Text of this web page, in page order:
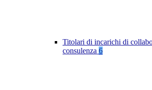
Titolari di incarichi di
consulenza 6